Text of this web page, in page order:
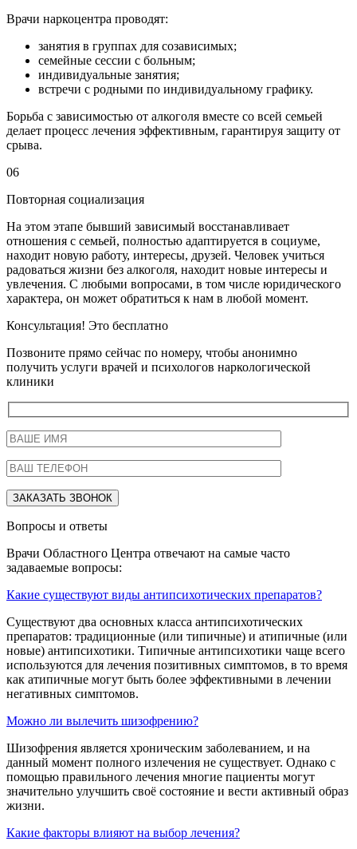
Врачи наркоцентра проводят:
занятия в группах для созависимых;
семейные сессии с больным;
индивидуальные занятия;
встречи с родными по индивидуальному графику.
Борьба с зависимостью от алкоголя вместе со всей семьей
делает процесс лечения эффективным, гарантируя защиту от
срыва.
06
Повторная социализация
На этом этапе бывший зависимый восстанавливает
отношения с семьей, полностью адаптируется в социуме,
находит новую работу, интересы, друзей. Человек учиться
радоваться жизни без алкоголя, находит новые интересы и
увлечения. С любыми вопросами, в том числе юридического
характера, он может обратиться к нам в любой момент.
Консультация! Это бесплатно
Позвоните прямо сейчас по номеру, чтобы анонимно
получить услуги врачей и психологов наркологической
клиники
Вопросы и ответы
Врачи Областного Центра отвечают на самые часто
задаваемые вопросы:
Какие существуют виды антипсихотических препаратов?
Существуют два основных класса антипсихотических
препаратов: традиционные (или типичные) и атипичные (или
новые) антипсихотики. Типичные антипсихотики чаще всего
используются для лечения позитивных симптомов, в то время
как атипичные могут быть более эффективными в лечении
негативных симптомов.
Можно ли вылечить шизофрению?
Шизофрения является хроническим заболеванием, и на
данный момент полного излечения не существует. Однако с
помощью правильного лечения многие пациенты могут
значительно улучшить своё состояние и вести активный образ
жизни.
Какие факторы влияют на выбор лечения?